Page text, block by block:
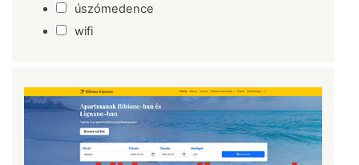
úszómedence
wifi